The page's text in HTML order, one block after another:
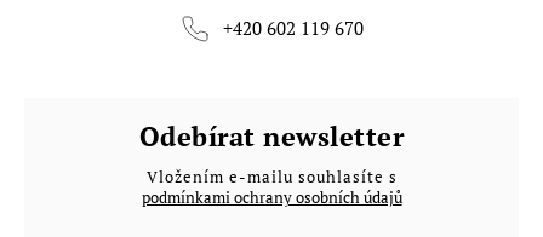
+420 602 119 670
Odebírat newsletter
Vložením e-mailu souhlasíte s
podmínkami ochrany osobních údajů